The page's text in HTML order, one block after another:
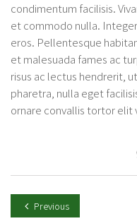
condimentum facilisis.
et commodo nulla.
eros. Pellentesque
et malesuada fames ac
risus ac lectus hendrerit,
pharetra, nulla eget
ornare convallis tortor elit
Previous